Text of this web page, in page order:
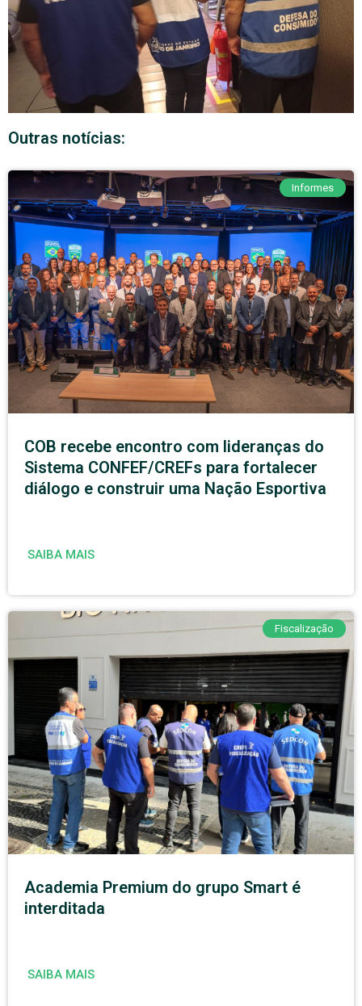
Outras notícias:
Informes
COB recebe encontro com lideranças do
Sistema CONFEF/CREFs para fortalecer
diálogo e construir uma Nação Esportiva
SAIBA MAIS
Fiscalização
Academia Premium do grupo Smart é
interditada
SAIBA MAIS